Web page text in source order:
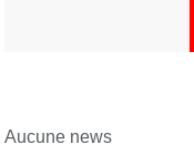
Aucune news